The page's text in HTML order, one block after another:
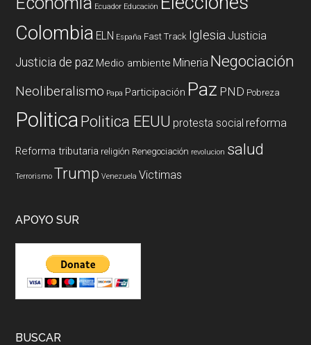
Ecuador Educación
Colombia ELN España Fast Track Iglesia Justicia
Justicia de paz Medio ambiente Mineria Negociación
Neoliberalismo Papa Participación Paz PND Pobreza
PoliticaPolitica EEUU protesta social reforma
Reforma tributaria religión Renegociación revolucion salud
Terrorismo Trump Venezuela Victimas
APOYO SUR
BUSCAR